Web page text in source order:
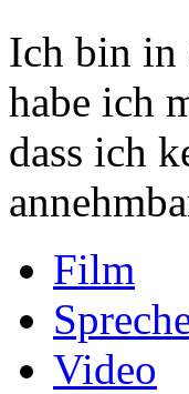
Ich bin in
habe ich
dass ich
Film
Video